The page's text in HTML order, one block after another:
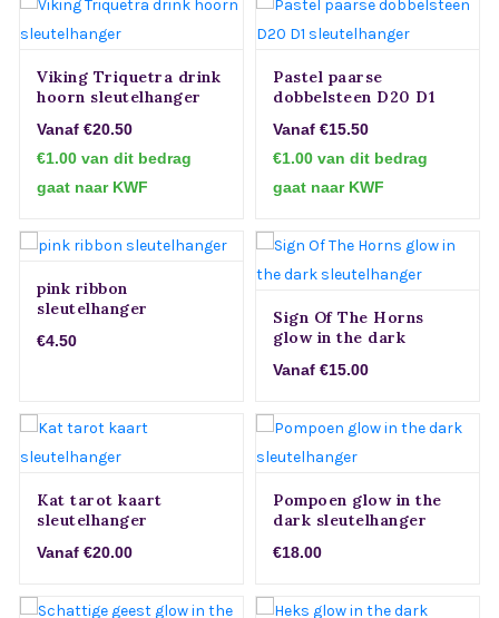
Viking Triquetra drink
hoorn sleutelhanger
Vanaf €20.50
€1.00 van dit bedrag
gaat naar KWF
Pastel paarse
dobbelsteen D20 D1
Vanaf €15.50
€1.00 van dit bedrag
gaat naar KWF
pink ribbon
sleutelhanger
€4.50
Sign Of The Horns
glow in the dark
Vanaf €15.00
Kat tarot kaart
sleutelhanger
Vanaf €20.00
Pompoen glow in the
dark sleutelhanger
€18.00